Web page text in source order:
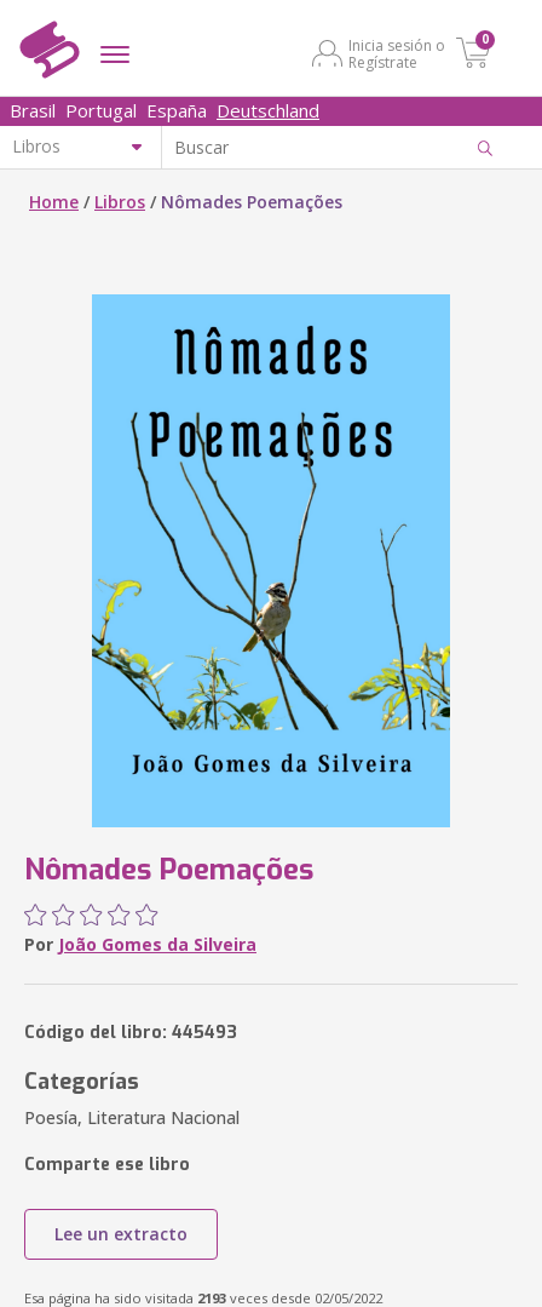
Inicia sesión o
Regístrate
0
Brasil Portugal España Deutschland
Home / Libros / Nômades Poemações
Nômades Poemações
Por João Gomes da Silveira
Código del libro: 445493
Categorías
Poesía, Literatura Nacional
Comparte ese libro
Lee un extracto
Esa página ha sido visitada 2193 veces desde 02/05/2022